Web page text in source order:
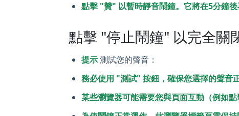
點擊 "贊" 以暫時靜音鬧鐘。它將在5分鐘後
點擊 "停止鬧鐘" 以完全關
提示測試您的聲音：
務必使用 "測試" 按鈕，確保您選擇的聲音
某些瀏覽器可能需要您與頁面互動（例如